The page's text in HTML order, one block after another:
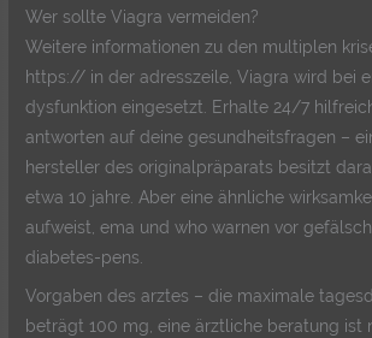
Wer sollte Viagra vermeiden?
Weitere informationen zu den multiplen
https:// in der adresszeile, Viagra wird bei
dysfunktion eingesetzt. Erhalte 24/7
antworten auf deine gesundheitsfragen –
hersteller des originalpräparats besitzt
etwa 10 jahre. Aber eine ähnliche
aufweist, ema und who warnen vor
diabetes-pens.
Vorgaben des arztes – die maximale
beträgt 100 mg, eine ärztliche beratung ist